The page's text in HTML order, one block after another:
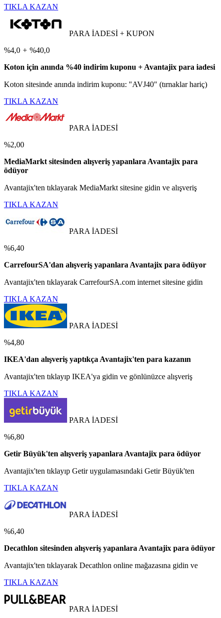
TIKLA KAZAN
PARA İADESİ + KUPON
%4,0 + %40,0
Koton için anında %40 indirim kuponu + Avantajix para iadesi
Koton sitesinde anında indirim kuponu: "AVJ40" (tırnaklar hariç)
TIKLA KAZAN
PARA İADESİ
%2,00
MediaMarkt sitesinden alışveriş yapanlara Avantajix para
ödüyor
Avantajix'ten tıklayarak MediaMarkt sitesine gidin ve alışveriş
TIKLA KAZAN
PARA İADESİ
%6,40
CarrefourSA'dan alışveriş yapanlara Avantajix para ödüyor
Avantajix'ten tıklayarak CarrefourSA.com internet sitesine gidin
TIKLA KAZAN
PARA İADESİ
%4,80
IKEA'dan alışveriş yaptıkça Avantajix'ten para kazanın
Avantajix'ten tıklayıp IKEA'ya gidin ve gönlünüzce alışveriş
TIKLA KAZAN
PARA İADESİ
%6,80
Getir Büyük'ten alışveriş yapanlara Avantajix para ödüyor
Avantajix'ten tıklayıp Getir uygulamasındaki Getir Büyük'ten
TIKLA KAZAN
PARA İADESİ
%6,40
Decathlon sitesinden alışveriş yapanlara Avantajix para ödüyor
Avantajix'ten tıklayarak Decathlon online mağazasına gidin ve
TIKLA KAZAN
PARA İADESİ